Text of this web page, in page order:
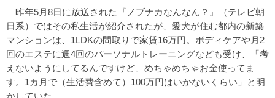
昨年5月8日に放送された『ノブナカなんなん？』（テレビ朝
日系）ではその私生活が紹介されたが、愛犬が住む都内の新築
マンションは、1LDKの間取りで家賃16万円。ボディケアや月2
回のエステに週4回のパーソナルトレーニングなども受け、「考
えないようにしてるんですけど、めちゃめちゃお金使ってま
す。1カ月で（生活費含めて）100万円はいかないくらい」と明
かしていた。